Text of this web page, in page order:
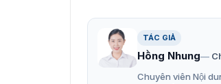
TÁC GIẢ
Hồng Nhung
Chuyên viên Nội